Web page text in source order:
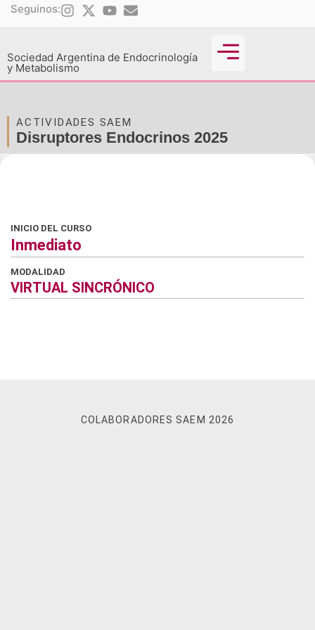
Seguinos:
Sociedad Argentina de Endocrinología
y Metabolismo
ACTIVIDADES SAEM
Disruptores Endocrinos 2025
INICIO DEL CURSO
Inmediato
MODALIDAD
VIRTUAL SINCRÓNICO
COLABORADORES SAEM 2026